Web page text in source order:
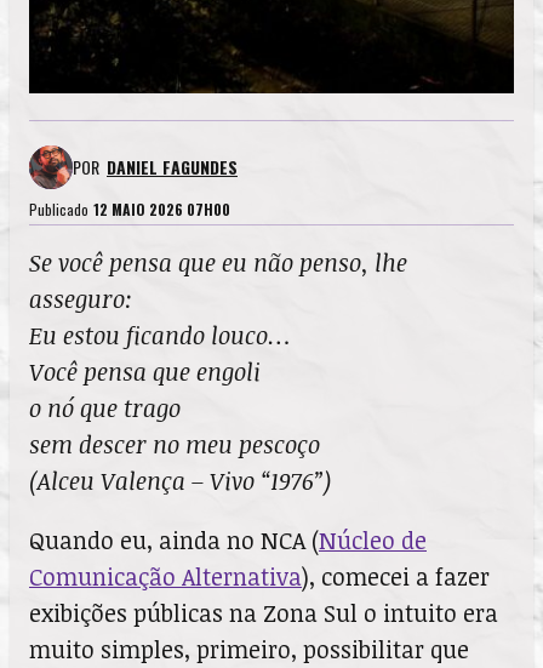
POR DANIEL FAGUNDES
Publicado 12 MAIO 2026 07H00
Se você pensa que eu não penso, lhe
asseguro:
Eu estou ficando louco…
Você pensa que engoli
o nó que trago
sem descer no meu pescoço
(Alceu Valença – Vivo “1976”)
Quando eu, ainda no NCA (Núcleo de
Comunicação Alternativa), comecei a fazer
exibições públicas na Zona Sul o intuito era
muito simples, primeiro, possibilitar que